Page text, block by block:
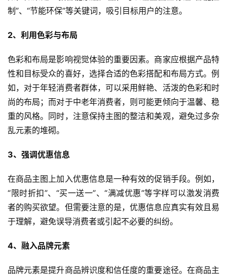
制”、“节能环保”等关键词，吸引目标用户的注意。
2、利用色彩与布局
色彩和布局是影响视觉体验的重要因素。商家应根据产品特
性和目标受众的喜好，选择合适的色彩搭配和布局方式。例
如，对于年轻消费者群体，可以采用鲜艳、活泼的色彩和时
尚的布局；而对于中老年消费者，则可能更倾向于温馨、稳
重的风格。同时，注意保持主图的整洁和美观，避免过多杂
乱元素的堆砌。
3、强调优惠信息
在商品主图上加入优惠信息是一种有效的促销手段。例如，
“限时折扣”、“买一送一”、“满减优惠”等字样可以激发消费
者的购买欲望。但需要注意的是，优惠信息应真实有效且易
于理解，避免误导消费者或引起不必要的纠纷。
4、融入品牌元素
品牌元素是提升商品辨识度和信任度的重要途径。在商品主